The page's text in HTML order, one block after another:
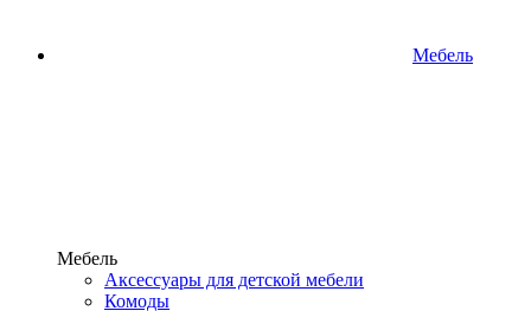
Мебель
Мебель
Аксессуары для детской мебели
Комоды